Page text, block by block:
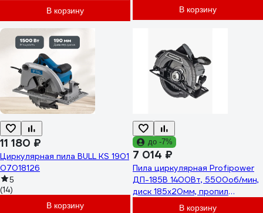
В корзину В корзину
11 180 ₽
Циркулярная пила BULL KS 1901
07018126
5
(14)
В корзину
до -7%
7 014 ₽
Пила циркулярная Profipower
ДП-185B 1400Вт, 5500об/мин,
диск 185x20мм, пропил
42/60мм, 45 E0266
В корзину